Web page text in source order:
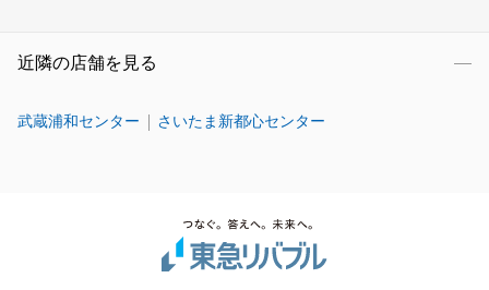
近隣の店舗を見る
武蔵浦和センター さいたま新都心センター